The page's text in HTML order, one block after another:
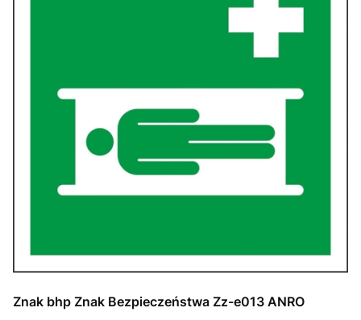
Znak bhp Znak Bezpieczeństwa Zz-e013 ANRO